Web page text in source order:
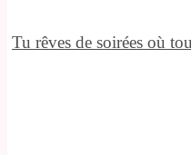
Tu rêves de soirées où